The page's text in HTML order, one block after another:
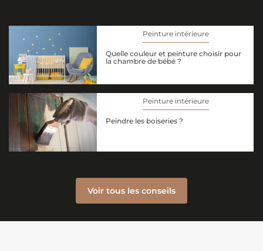
Peinture intérieure
Quelle couleur et peinture choisir pour
la chambre de bébé ?
Peinture intérieure
Peindre les boiseries ?
Voir tous les conseils